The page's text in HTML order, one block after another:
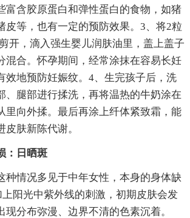
富含胶原蛋白和弹性蛋白的食物，如猪
皮等，也有一定的预防效果。3、将2粒
开，滴入强生婴儿润肤油里，盖上盖子
混合。怀孕期间，经常涂抹在容易长妊
效地预防妊娠纹。4、生完孩子后，洗
、腿部进行揉洗，再将温热的牛奶涂在
里向外揉。最后再涂上纤体紧致霜，能
肤新陈代谢。
：日晒斑
种情况多见于中年女性，本身的身体缺
阳光中紫外线的刺激，初期皮肤会发
现分布弥漫、边界不清的色素沉着。